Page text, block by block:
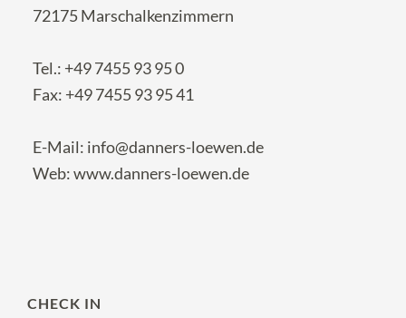
72175 Marschalkenzimmern
Tel.: +49 7455 93 95 0
Fax: +49 7455 93 95 41
E-Mail: info@danners-loewen.de
Web:www.danners-loewen.de
CHECK IN